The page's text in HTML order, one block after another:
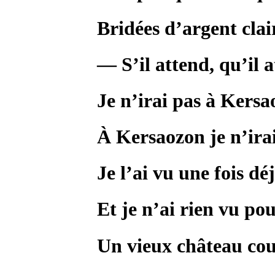
Bridées d’argent
— S’il attend, qu’il
Je n’irai pas à
À Kersaozon je
Je l’ai vu une fois
Et je n’ai rien vu
Un vieux château